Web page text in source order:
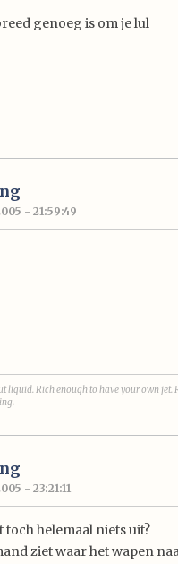
genoeg is om je lul
- 21:59:49
liquid. Rich enough to have your own jet.
- 23:21:11
toch helemaal niets uit?
ziet waar het wapen